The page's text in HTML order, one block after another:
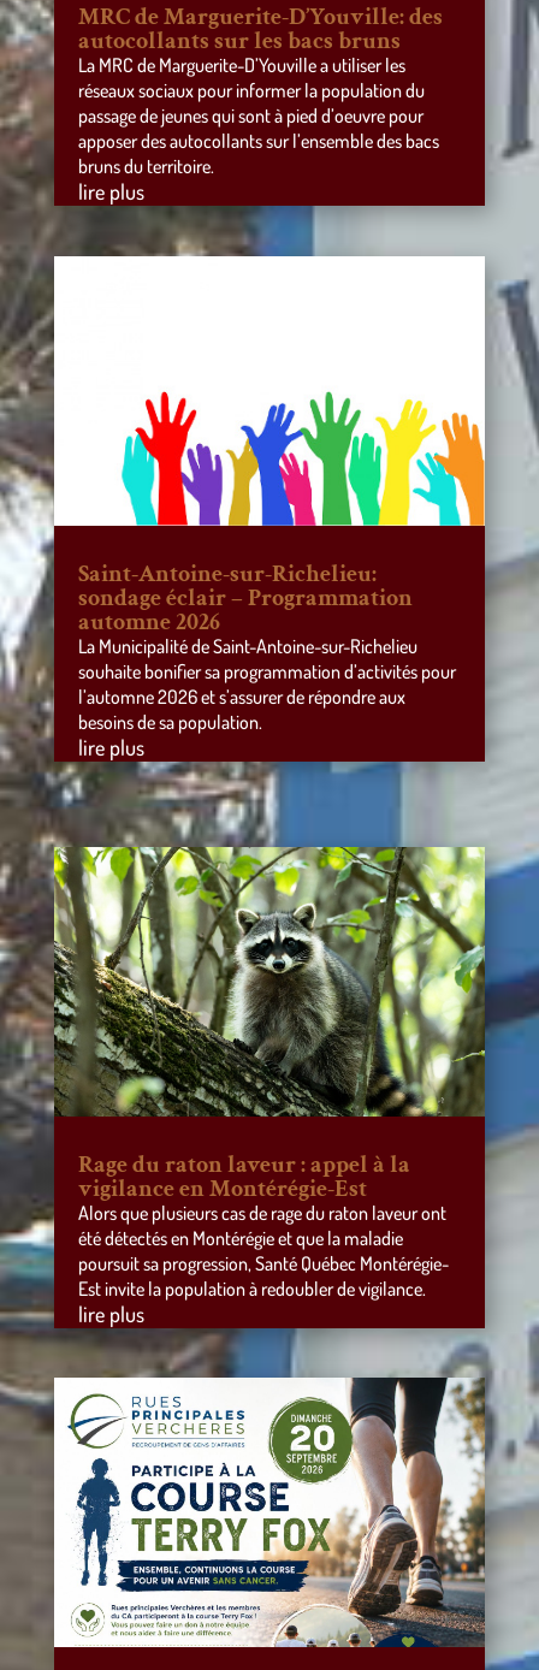
MRC de Marguerite-D’Youville: des
autocollants sur les bacs bruns
La MRC de Marguerite-D’Youville a utiliser les
réseaux sociaux pour informer la population du
passage de jeunes qui sont à pied d’oeuvre pour
apposer des autocollants sur l’ensemble des bacs
bruns du territoire.
lire plus
Saint-Antoine-sur-Richelieu:
sondage éclair – Programmation
automne 2026
La Municipalité de Saint-Antoine-sur-Richelieu
souhaite bonifier sa programmation d’activités pour
l’automne 2026 et s’assurer de répondre aux
besoins de sa population.
lire plus
Rage du raton laveur : appel à la
vigilance en Montérégie-Est
Alors que plusieurs cas de rage du raton laveur ont
été détectés en Montérégie et que la maladie
poursuit sa progression, Santé Québec Montérégie-
Est invite la population à redoubler de vigilance.
lire plus